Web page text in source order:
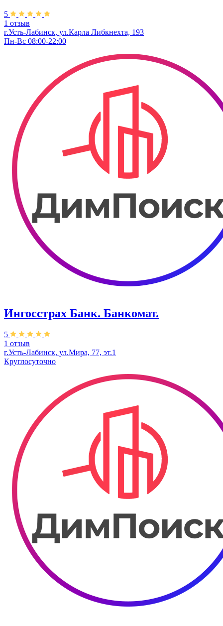
5
1 отзыв
г.Усть-Лабинск, ул.​Карла Либкнехта, 193
Пн-Вс 08:00-22:00
Ингосстрах Банк. Банкомат.
5
1 отзыв
г.Усть-Лабинск, ул.​Мира, 77, эт.1
Круглосуточно